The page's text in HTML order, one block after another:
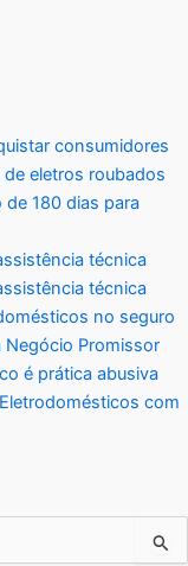
consumidores
eletros roubados
180 dias para
técnica
técnica
no seguro
Negócio Promissor
é prática abusiva
com